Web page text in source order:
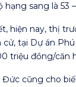
sang là 53
hiện nay, thị
tại Dự án
triệu đồng/căn
cũng cho